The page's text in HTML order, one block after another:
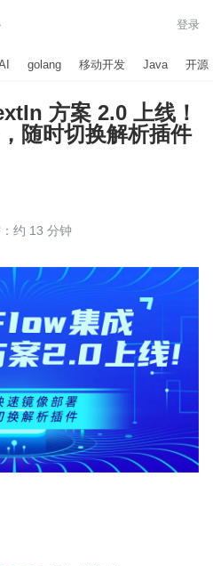
登录
golang 移动开发 Java 开源
方案 2.0 上线！
随时切换解析插件
约 13 分钟